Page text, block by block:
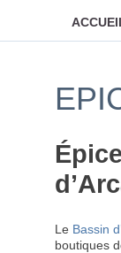
Le Bassin
boutiques